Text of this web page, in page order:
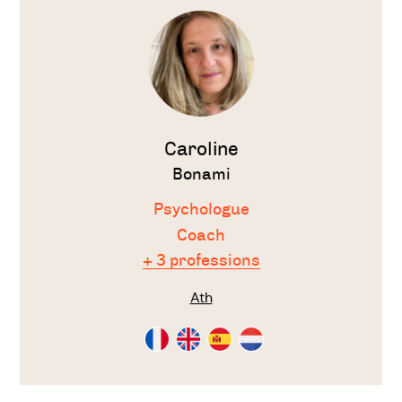
Caroline
Bonami
Psychologue
Coach
+ 3 professions
Ath
Consultation
en
Consultation
en
Consultation
en
Consultation
en